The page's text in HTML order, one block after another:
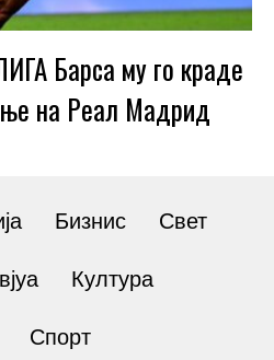
Барса му го краде
на Реал Мадрид
Бизнис Свет
Култура
Спорт